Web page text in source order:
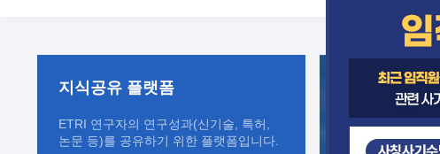
지식공유 플랫폼
ETRI 연구자의 연구성과(신기술, 특허,
논문 등)를 공유하기 위한 플랫폼입니다.